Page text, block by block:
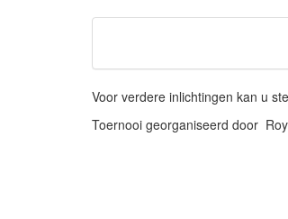
Voor verdere inlichtingen kan u
Toernooi georganiseerd door